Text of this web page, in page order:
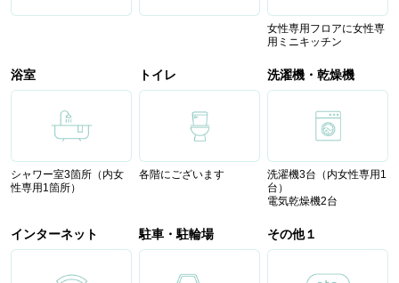
女性専用フロアに女性専
用ミニキッチン
浴室
シャワー室3箇所（内女
性専用1箇所）
トイレ
各階にございます
洗濯機・乾燥機
洗濯機3台（内女性専用1
台）
電気乾燥機2台
インターネット 駐車・駐輪場 その他１